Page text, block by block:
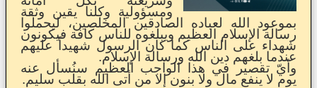
ومسؤولية وكلنا يقين وثقة
بموعود الله لعباده الصادقين المخلصين، ليحملوا
رسالة الإسلام العظيم ويبلغوه للناس كافة فيكونون
شهداء على الناس كما كان الرسول شهيداً عليهم
عندما بلغهم دين الله ورسالة الإسلام.
وأيّ تقصير في هذا الواجب العظيم سنُسأل عنه
يوم لا ينفع مال ولا بنون إلا من أتى الله بقلب سليم.